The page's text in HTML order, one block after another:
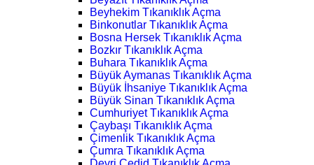
Beyhekim Tıkanıklık Açma
Binkonutlar Tıkanıklık Açma
Bosna Hersek Tıkanıklık Açma
Bozkır Tıkanıklık Açma
Buhara Tıkanıklık Açma
Büyük Aymanas Tıkanıklık Açma
Büyük İhsaniye Tıkanıklık Açma
Büyük Sinan Tıkanıklık Açma
Cumhuriyet Tıkanıklık Açma
Çaybaşı Tıkanıklık Açma
Çimenlik Tıkanıklık Açma
Çumra Tıkanıklık Açma